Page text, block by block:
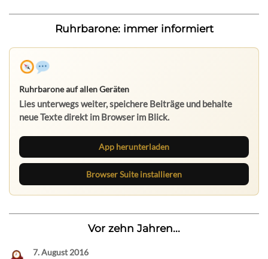
Ruhrbarone: immer informiert
Ruhrbarone auf allen Geräten
Lies unterwegs weiter, speichere Beiträge und behalte
neue Texte direkt im Browser im Blick.
App herunterladen
Browser Suite installieren
Vor zehn Jahren...
7. August 2016